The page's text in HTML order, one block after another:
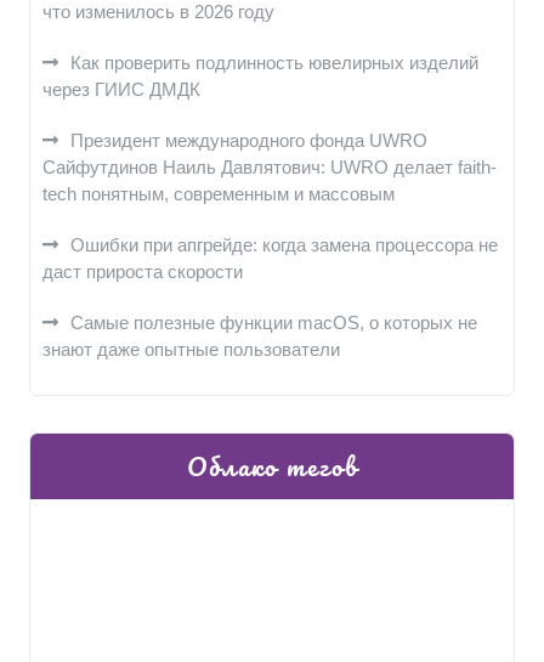
что изменилось в 2026 году
Как проверить подлинность ювелирных изделий
через ГИИС ДМДК
Президент международного фонда UWRO
Сайфутдинов Наиль Давлятович: UWRO делает faith-
tech понятным, современным и массовым
Ошибки при апгрейде: когда замена процессора не
даст прироста скорости
Самые полезные функции macOS, о которых не
знают даже опытные пользователи
Облако тегов